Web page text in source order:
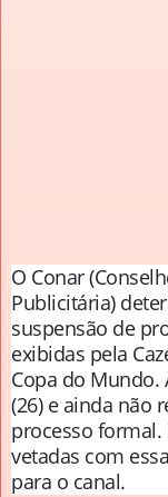
O Conar
Publicitária)
suspensão de
exibidas pela
Copa do Mundo.
(26) e ainda não
processo formal.
vetadas com
para o canal.